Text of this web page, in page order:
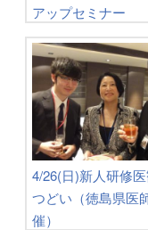
アップセミナー
4/26(日)新人研修
つどい（徳島県医
催）